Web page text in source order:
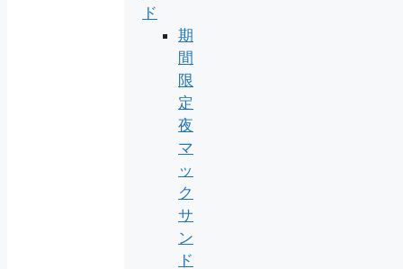
ド
期
間
限
定
夜
マ
ッ
ク
サ
ン
ド